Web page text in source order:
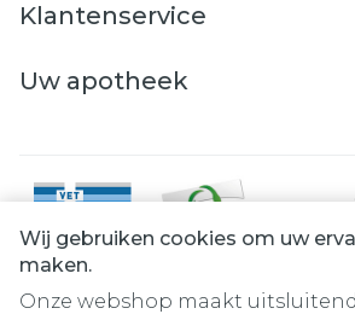
Wij gebruiken cookies om uw
maken.
Onze webshop maakt
Klantenservice
Uw apotheek